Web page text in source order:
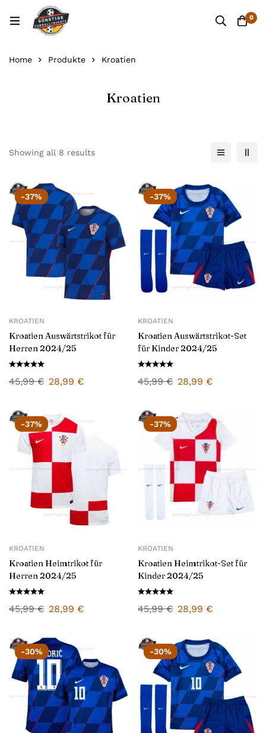
0
Home Produkte Kroatien
Kroatien
Showing all 8 results
-37%
KROATIEN
Kroatien Auswärtstrikot für
Herren 2024/25
45,99€ 28,99 €
-37%
KROATIEN
Kroatien Auswärtstrikot-Set
für Kinder 2024/25
45,99€ 28,99 €
-37%
KROATIEN
Kroatien Heimtrikot für
Herren 2024/25
45,99€ 28,99 €
-37%
KROATIEN
Kroatien Heimtrikot-Set für
Kinder 2024/25
45,99€ 28,99 €
-30% -30%